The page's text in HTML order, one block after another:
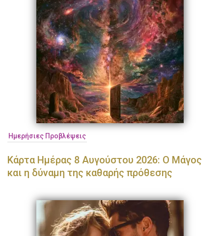
Ημερήσιες Προβλέψεις
Κάρτα Ημέρας 8 Αυγούστου 2026: Ο Μάγος
και η δύναμη της καθαρής πρόθεσης